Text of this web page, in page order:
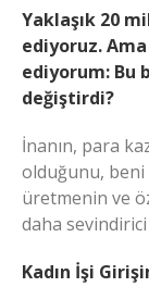
Yaklaşık 20
ediyoruz.
ediyorum: Bu
değiştirdi?
İnanın, para
olduğunu, beni
üretmenin ve
daha
Kadın İşi